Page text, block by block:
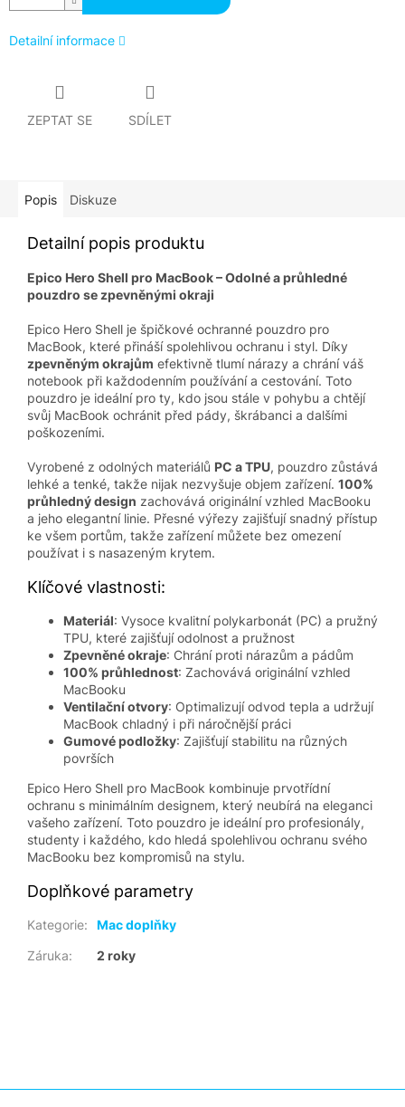
Detailní informace
ZEPTAT SE SDÍLET
Popis Diskuze
Detailní popis produktu
Epico Hero Shell pro MacBook – Odolné a průhledné
pouzdro se zpevněnými okraji
Epico Hero Shell je špičkové ochranné pouzdro pro
MacBook, které přináší spolehlivou ochranu i styl. Díky
zpevněným okrajům efektivně tlumí nárazy a chrání váš
notebook při každodenním používání a cestování. Toto
pouzdro je ideální pro ty, kdo jsou stále v pohybu a chtějí
svůj MacBook ochránit před pády, škrábanci a dalšími
poškozeními.
Vyrobené z odolných materiálů PC a TPU, pouzdro zůstává
lehké a tenké, takže nijak nezvyšuje objem zařízení. 100%
průhledný design zachovává originální vzhled MacBooku
a jeho elegantní linie. Přesné výřezy zajišťují snadný přístup
ke všem portům, takže zařízení můžete bez omezení
používat i s nasazeným krytem.
Klíčové vlastnosti:
Materiál: Vysoce kvalitní polykarbonát (PC) a pružný
TPU, které zajišťují odolnost a pružnost
Zpevněné okraje: Chrání proti nárazům a pádům
100% průhlednost: Zachovává originální vzhled
MacBooku
Ventilační otvory: Optimalizují odvod tepla a udržují
MacBook chladný i při náročnější práci
Gumové podložky: Zajišťují stabilitu na různých
površích
Epico Hero Shell pro MacBook kombinuje prvotřídní
ochranu s minimálním designem, který neubírá na eleganci
vašeho zařízení. Toto pouzdro je ideální pro profesionály,
studenty i každého, kdo hledá spolehlivou ochranu svého
MacBooku bez kompromisů na stylu.
Doplňkové parametry
Kategorie:
Mac doplňky
Záruka: 2 roky